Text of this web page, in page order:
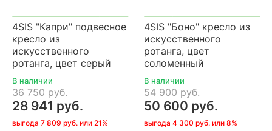
4SIS "Капри" подвесное
кресло из
искусственного
ротанга, цвет серый
В наличии
36 750 руб.
28 941 руб.
выгода 7 809 руб. или 21%
4SIS "Боно" кресло из
искусственного
ротанга, цвет
соломенный
В наличии
54 900 руб.
50 600 руб.
выгода 4 300 руб. или 8%